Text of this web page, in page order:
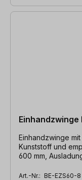
Einhandzwinge
Einhandzwinge
Kunststoff und
600 mm,
Art.-Nr.: BE-EZS60-8